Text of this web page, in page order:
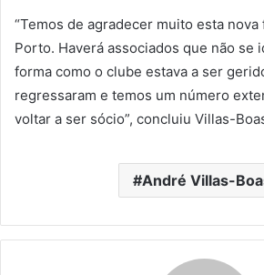
“Temos de agradecer muito esta
Porto. Haverá associados que não se
forma como o clube estava a ser
regressaram e temos um número
voltar a ser sócio”, concluiu Villas-
André Villas-